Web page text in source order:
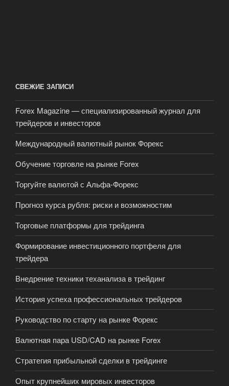
СВЕЖИЕ ЗАПИСИ
Forex Magazine — специализированный журнал для
трейдеров и инвесторов
Международный валютный рынок Форекс
Обучение торговле на рынке Forex
Торгуйте валютой с Альфа-Форекс
Прогноз курса рубля: риски и возможностим
Торговые платформы для трейдинга
Формирование инвестиционного портфеля для
трейдера
Внедрение техники теханализа в трейдинг
История успеха профессиональных трейдеров
Руководство по старту на рынке Форекс
Валютная пара USD/CAD на рынке Forex
Стратегия прибыльной сделки в трейдинге
Опыт крупнейших мировых инвесторов